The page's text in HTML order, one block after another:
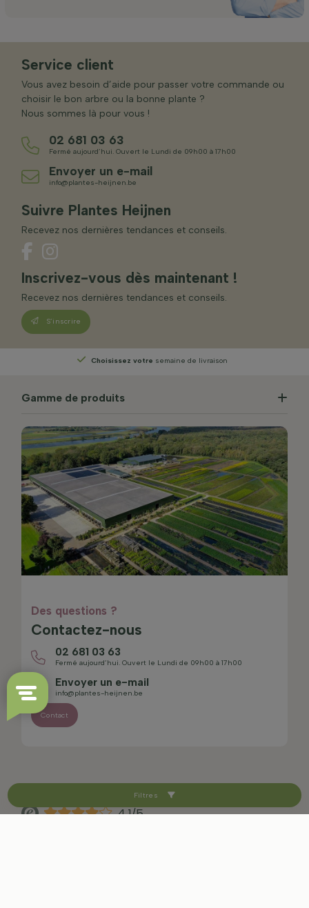
Filtres
Service client
Vous avez besoin d’aide pour passer votre commande ou
choisir le bon arbre ou la bonne plante ?
Nous sommes là pour vous !
02 681 03 63
Fermé aujourd’hui. Ouvert le Lundi de 09h00 à 17h00
Envoyer un e-mail
info@plantes-heijnen.be
Suivre Plantes Heijnen
Recevez nos dernières tendances et conseils.
Inscrivez-vous dès maintenant !
Recevez nos dernières tendances et conseils.
S’inscrire
Choisissez votre semaine de livraison
Gamme de produits
Des questions ?
Contactez-nous
02 681 03 63
Fermé aujourd’hui. Ouvert le Lundi de 09h00 à 17h00
Envoyer un e-mail
info@plantes-heijnen.be
Contact
4.1/5